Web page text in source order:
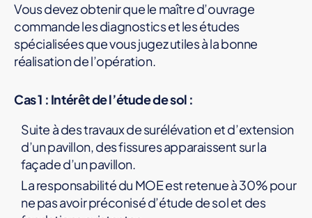
Vous devez obtenir que le maître d’ouvrage
commande les diagnostics et les études
spécialisées que vous jugez utiles à la bonne
réalisation de l’opération.
Cas 1 : Intérêt de l’étude de sol :
Suite à des travaux de surélévation et d’extension
d’un pavillon, des fissures apparaissent sur la
façade d’un pavillon.
La responsabilité du MOE est retenue à 30% pour
ne pas avoir préconisé d’étude de sol et des